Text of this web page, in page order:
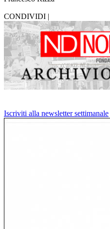
CONDIVIDI |
Iscriviti alla newsletter settimanale